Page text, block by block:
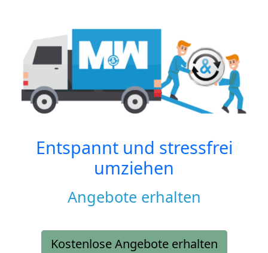
Entspannt und stressfrei
umziehen
Angebote erhalten
Kostenlose Angebote erhalten